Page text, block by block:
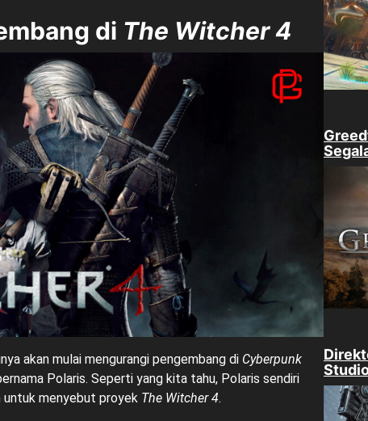
di The Witcher 4
akan mulai mengurangi pengembang di Cyberpunk
Polaris. Seperti yang kita tahu, Polaris sendiri
untuk menyebut proyek The Witcher 4.